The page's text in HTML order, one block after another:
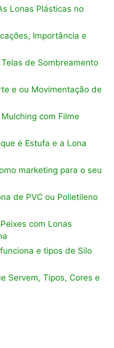
Lonas Plásticas no
Importância e
de Sombreamento
e ou Movimentação de
com Filme
é Estufa e a Lona
marketing para o seu
de PVC ou Polietileno
com Lonas
e tipos de Silo
Servem, Tipos, Cores e